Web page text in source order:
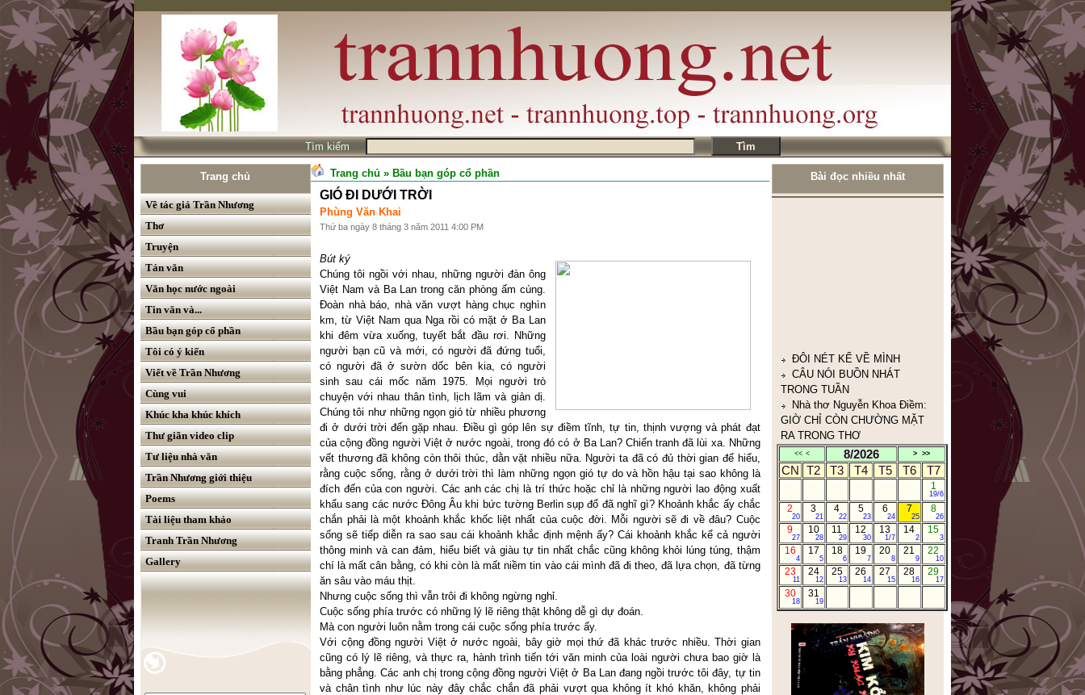
Tìm kiếm
Trang chủ
Về tác giả Trần Nhương
Thơ
Truyện
Tản văn
Văn học nước ngoài
Tin văn và...
Bầu bạn góp cổ phần
Tôi có ý kiến
Viết về Trần Nhương
Cùng vui
Khúc kha khúc khích
Thư giãn video clip
Tư liệu nhà văn
Trần Nhương giới thiệu
Poems
Tài liệu tham khảo
Tranh Trần Nhương
Gallery
Trang chủ » Bầu bạn góp cổ phần
GIÓ ĐI DƯỚI TRỜI
Phùng Văn Khai
Thứ ba ngày 8 tháng 3 năm 2011 4:00 PM
Bút ký
Chúng tôi ngồi với nhau, những người đàn ông
Việt Nam và Ba Lan trong căn phòng ấm cúng.
Đoàn nhà báo, nhà văn vượt hàng chục nghìn
km, từ Việt Nam qua Nga rồi có mặt ở Ba Lan
khi đêm vừa xuống, tuyết bắt đầu rơi. Những
người bạn cũ và mới, có người đã đứng tuổi,
có người đã ở sườn dốc bên kia, có người
sinh sau cái mốc năm 1975. Mọi người trò
chuyện với nhau thân tình, lịch lãm và giản dị.
Chúng tôi như những ngọn gió từ nhiều phương
đi ở dưới trời đến gặp nhau. Điều gì góp lên sự điềm tĩnh, tự tin, thịnh vượng và phát đạt
của cộng đồng người Việt ở nước ngoài, trong đó có ở Ba Lan? Chiến tranh đã lùi xa. Những
vết thương đã không còn thôi thúc, dằn vặt nhiều nữa. Người ta đã có đủ thời gian để hiểu,
rằng cuộc sống, rằng ở dưới trời thì làm những ngọn gió tự do và hồn hậu tại sao không là
đích đến của con người. Các anh các chị là trí thức hoặc chỉ là những người lao động xuất
khẩu sang các nước Đông Âu khi bức tường Berlin sụp đổ đã nghĩ gì? Khoảnh khắc ấy chắc
chắn phải là một khoảnh khắc khốc liệt nhất của cuộc đời. Mỗi người sẽ đi về đâu? Cuộc
sống sẽ tiếp diễn ra sao sau cái khoảnh khắc định mệnh ấy? Cái khoảnh khắc kể cả người
thông minh và can đảm, hiểu biết và giàu tự tin nhất chắc cũng không khỏi lúng túng, thậm
chí là mất cân bằng, có khi còn là mất niềm tin vào cái mình đã đi theo, đã lựa chọn, đã từng
ăn sâu vào máu thịt.
Nhưng cuộc sống thì vẫn trôi đi không ngừng nghỉ.
Cuộc sống phía trước có những lý lẽ riêng thật không dễ gì dự đoán.
Mà con người luôn nằm trong cái cuộc sống phía trước ấy.
Với cộng đồng người Việt ở nước ngoài, bây giờ mọi thứ đã khác trước nhiều. Thời gian
cũng có lý lẽ riêng, và thực ra, hành trình tiến tới văn minh của loài người chưa bao giờ là
bằng phẳng. Các anh chị trong cộng đồng người Việt ở Ba Lan đang ngồi trước tôi đây, tự tin
và chân tình như lúc này đây chắc chắn đã phải vượt qua không ít khó khăn, không phải
Bài đọc nhiều nhất
TÂY BẮC
ANH BA SÀM TÁI NGỘ
BẢN TIN CỦA TTX VIỆT
NAM
TRẦN NHƯƠNG.COM
10TRUYỆN NGẮN CỰC
NGẮN CỰC HAY
CÁ THÁNG TƯ
(人体与心泾)
<< < 8/2026 > >>
CN T2 T3 T4 T5 T6 T7
1
19/6
2
20
3
21
4
22
5
23
6
24
7
25
8
26
9
27
10
28
11
29
12
30
13
1/7
14
2
15
3
16
4
17
5
18
6
19
7
20
8
21
9
22
10
23
11
24
12
25
13
26
14
27
15
28
16
29
17
30
18
31
19